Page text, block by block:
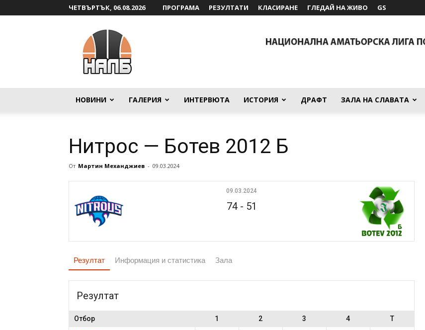
ЧЕТВЪРТЪК, 06.08.2026 ПРОГРАМА РЕЗУЛТАТИ КЛАСИРАНЕ ГЛЕДАЙ НА ЖИВО GS
НОВИНИ ГАЛЕРИЯ ИНТЕРВЮТА ИСТОРИЯ ДРАФТ ЗАЛА НА СЛАВАТА
Нитрос — Ботев 2012 Б
От Мартин Механджиев - 09.03.2024
09.03.2024
74- 51
Резултат Информация и статистика Зала
Резултат
Отбор 1 2 3 4
T